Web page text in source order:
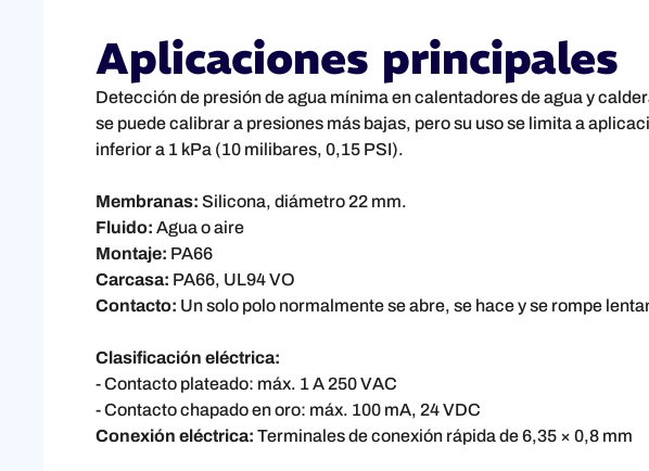
Aplicaciones principales
Detección de presión de agua mínima en calentadores de agua y
se puede calibrar a presiones más bajas, pero su uso se limita a
inferior a 1 kPa (10 milibares, 0,15 PSI).
Membranas: Silicona, diámetro 22 mm.
Fluido: Agua o aire
Montaje: PA66
Carcasa: PA66, UL94 VO
Contacto: Un solo polo normalmente se abre, se hace y se rompe
Clasificación eléctrica:
- Contacto plateado: máx. 1 A 250 VAC
- Contacto chapado en oro: máx. 100 mA, 24 VDC
Conexión eléctrica: Terminales de conexión rápida de 6,35 × 0,8 mm